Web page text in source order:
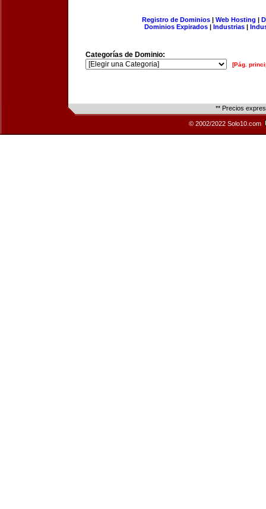
Registro de Dominios| Web Hosting |
Dominios Expirados | Industrias |
Categorías de Dominio:
[Pág.
** Precios
© 2002/2022 Solo10.com